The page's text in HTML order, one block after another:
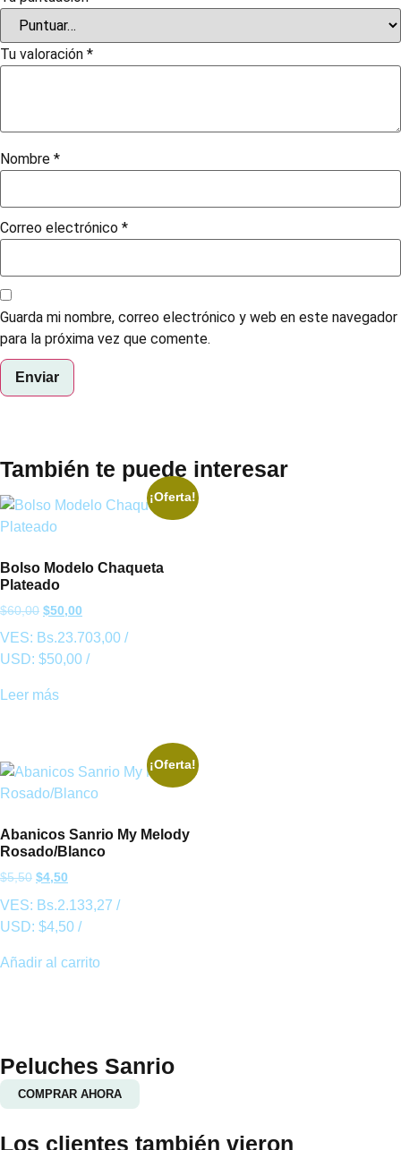
Tu valoración *
Nombre *
Correo electrónico *
Guarda mi nombre, correo electrónico y web en este navegador
para la próxima vez que comente.
También te puede interesar
¡Oferta!
Bolso Modelo Chaqueta
Plateado
$60,00 $50,00
VES: Bs.23.703,00 /
USD: $50,00 /
Leer más
¡Oferta!
Abanicos Sanrio My Melody
Rosado/Blanco
$5,50 $4,50
VES: Bs.2.133,27 /
USD: $4,50 /
Añadir al carrito
Peluches Sanrio
COMPRAR AHORA
Los clientes también vieron